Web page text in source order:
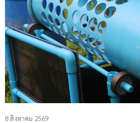
8 สิงหาคม 2569